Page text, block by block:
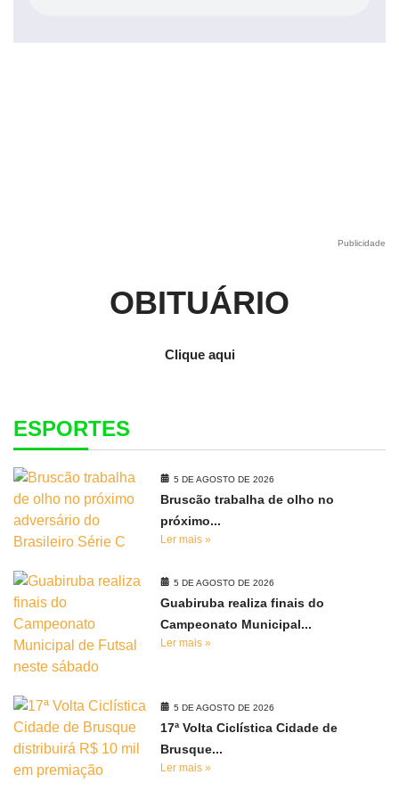
Publicidade
OBITUÁRIO
Clique aqui
ESPORTES
5 DE AGOSTO DE 2026
Bruscão trabalha de olho no
próximo...
Ler mais »
5 DE AGOSTO DE 2026
Guabiruba realiza finais do
Campeonato Municipal...
Ler mais »
5 DE AGOSTO DE 2026
17ª Volta Ciclística Cidade de
Brusque...
Ler mais »